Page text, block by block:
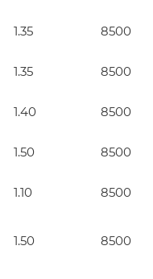
1.35 8500
1.35 8500
1.40 8500
1.50 8500
1.10 8500
1.50 8500